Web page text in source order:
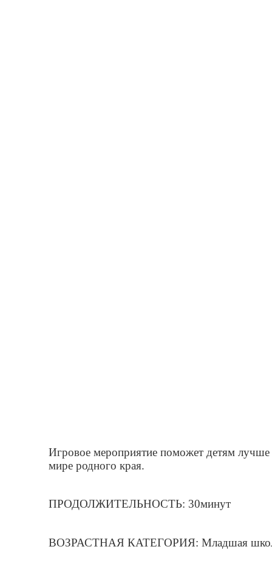
Игровое мероприятие поможет детям
мире родного края.
ПРОДОЛЖИТЕЛЬНОСТЬ: 30минут
ВОЗРАСТНАЯ КАТЕГОРИЯ: Младшая